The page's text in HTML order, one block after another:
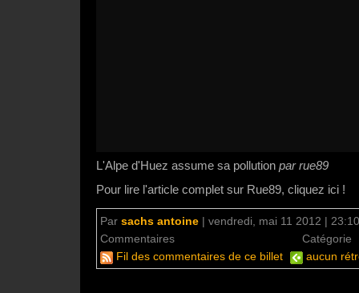
L'Alpe d'Huez assume sa pollution par rue89
Pour lire l'article complet sur Rue89, cliquez ici !
Par sachs antoine | vendredi, mai 11 2012 | 23:10
Commentaires
Catégorie
Fil des commentaires de ce billet
aucun